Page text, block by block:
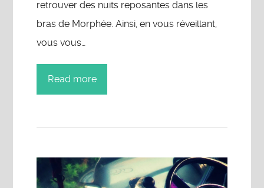
retrouver des nuits reposantes dans les
bras de Morphée. Ainsi, en vous réveillant,
vous vous…
Read more